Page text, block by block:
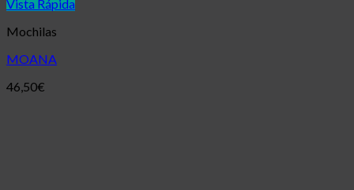
Vista Rápida
Mochilas
MOANA
46,50€